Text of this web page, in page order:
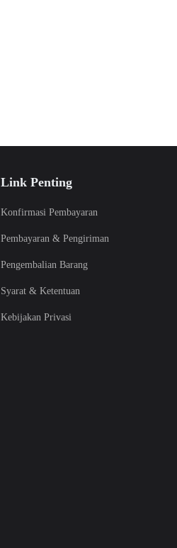
Link Penting
Konfirmasi Pembayaran
Pembayaran & Pengiriman
Pengembalian Barang
Syarat & Ketentuan
Kebijakan Privasi